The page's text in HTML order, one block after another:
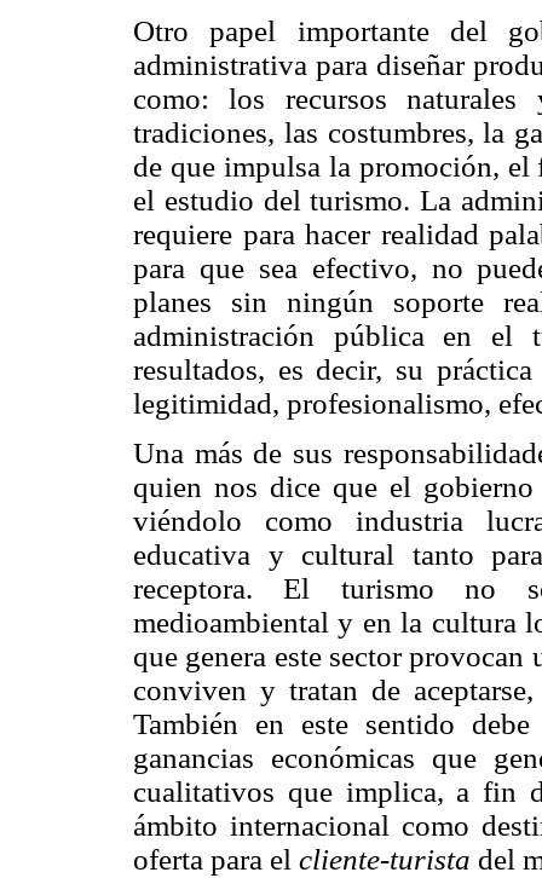
Otro papel importante del
administrativa para diseñar
como: los recursos
tradiciones, las costumbres, la
de que impulsa la promoción,
el estudio del turismo. La
requiere para hacer realidad
para que sea efectivo, no
planes sin ningún soporte
administración pública en el
resultados, es decir, su
legitimidad, profesionalismo,
Una más de sus
quien nos dice que el
viéndolo como industria
educativa y cultural tanto
receptora. El turismo no
medioambiental y en la cultura
que genera este sector
conviven y tratan de
También en este sentido
ganancias económicas que
cualitativos que implica, a fin
ámbito internacional como
oferta para el cliente-turista del